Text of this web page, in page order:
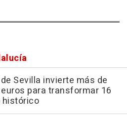
Sevilla invierte más de
para transformar 16
histórico